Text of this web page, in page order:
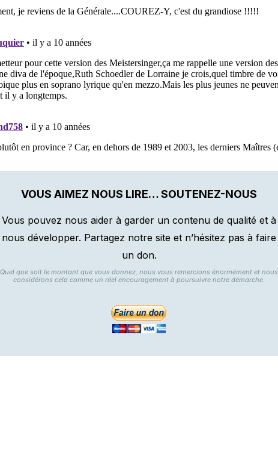
VOUS AIMEZ NOUS LIRE… SOUTENEZ-NOUS
Vous pouvez nous aider à garder un contenu de qualité et à
nous développer. Partagez notre site et n’hésitez pas à faire
un don.
Quel que soit le montant que vous donnez, nous vous remercions énormément et nous
considérons cela comme un réel encouragement à poursuivre notre démarche.